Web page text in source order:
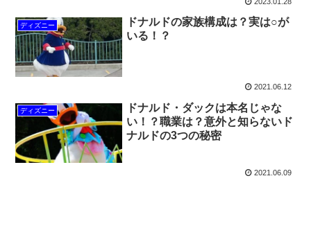
ディズニー
ドナルドの家族構成は？実は○が
いる！？
2021.06.12
ディズニー
ドナルド・ダックは本名じゃな
い！？職業は？意外と知らないド
ナルドの3つの秘密
2021.06.09